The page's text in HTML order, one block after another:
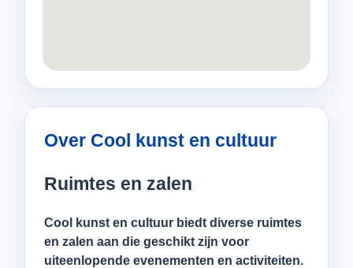
Over Cool kunst en cultuur
Ruimtes en zalen
Cool kunst en cultuur biedt diverse ruimtes
en zalen aan die geschikt zijn voor
uiteenlopende evenementen en activiteiten.